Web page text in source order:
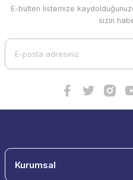
Ürün resmi kalitesiz, bozuk
E-bülten listemize
sizin
Kurumsal